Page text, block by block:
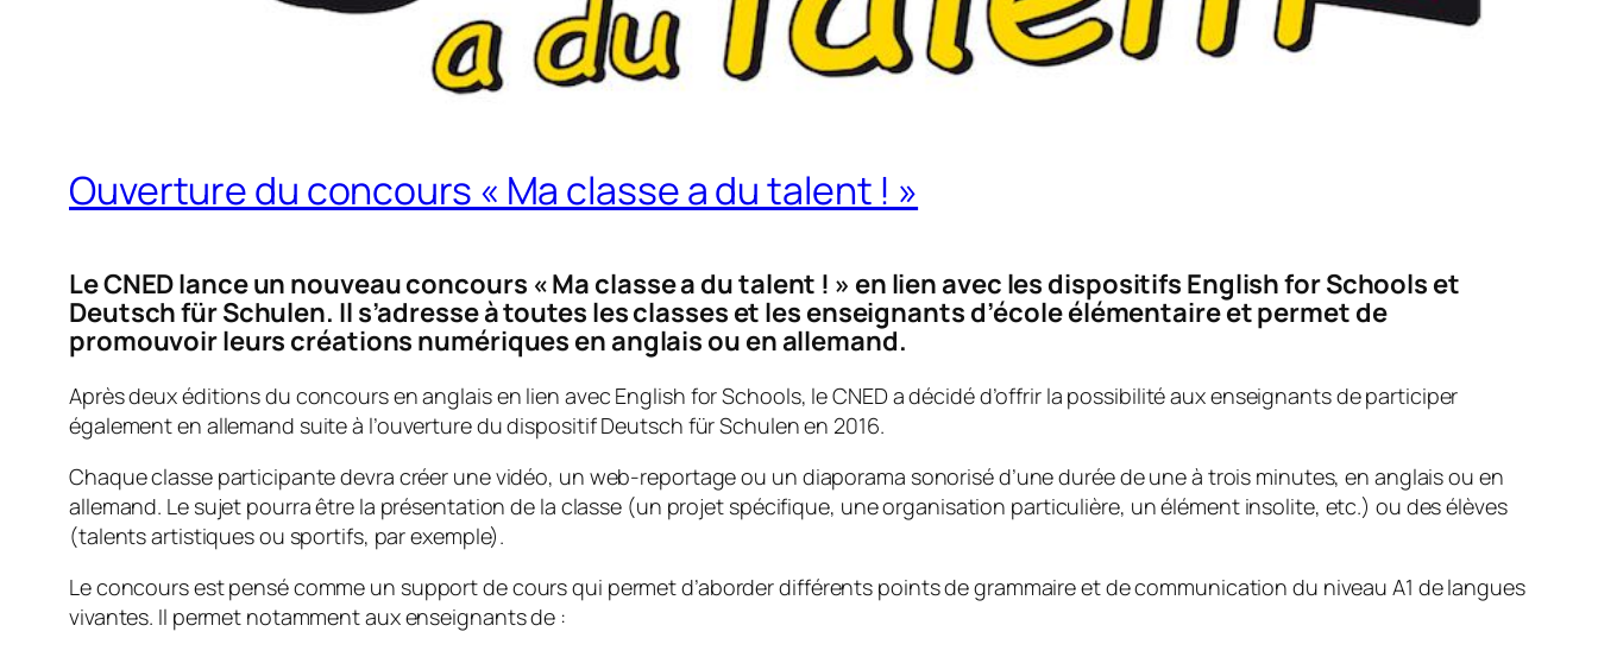
Ouverture du concours « Ma classe a du talent ! »
Le CNED lance un nouveau concours « Ma classe a du talent ! » en lien avec les dispositifs English for Schools et
Deutsch für Schulen. Il s’adresse à toutes les classes et les enseignants d’école élémentaire et permet de
promouvoir leurs créations numériques en anglais ou en allemand.
Après deux éditions du concours en anglais en lien avec English for Schools, le CNED a décidé d’offrir la possibilité aux enseignants de participer
également en allemand suite à l’ouverture du dispositifDeutsch für Schulenen 2016.
Chaque classe participante devra créer une vidéo, un web-reportage ou un diaporama sonorisé d’une durée de une à trois minutes, en anglais ou en
allemand. Le sujet pourra être la présentation de la classe (un projet spécifique, une organisation particulière, un élément insolite, etc.) ou des élèves
(talents artistiques ou sportifs, par exemple).
Le concours est pensé comme un support de cours qui permet d’aborder différents points de grammaire et de communication du niveau A1 de langues
vivantes. Il permet notamment aux enseignants de :